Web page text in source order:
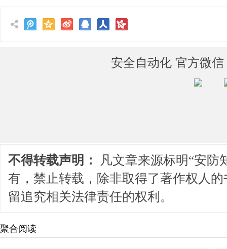
安全自动化 官方微
不得转载声明：
凡文章来源标明“安防
有，禁止转载，除非取得了著作权人
留追究相关法律责任的权利。
聚合阅读